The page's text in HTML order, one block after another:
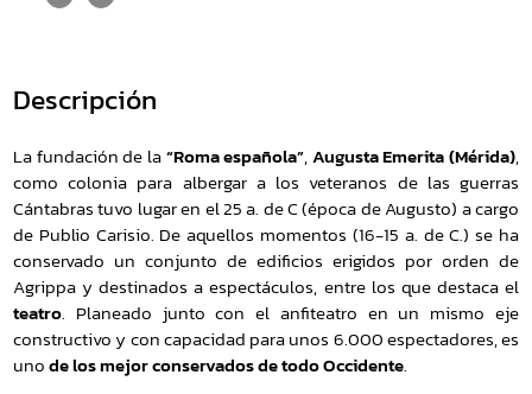
Descripción
La fundación de la“Roma española”,Augusta Emerita (Mérida),
como colonia para albergar a los veteranos de las guerras
Cántabras tuvo lugar en el 25 a. de C (época de Augusto) a cargo
de Publio Carisio. De aquellos momentos (16-15 a. de C.) se ha
conservado un conjunto de edificios erigidos por orden de
Agrippa y destinados a espectáculos, entre los que destaca el
teatro. Planeado junto con el anfiteatro en un mismo eje
constructivo y con capacidad para unos 6.000 espectadores, es
unode los mejor conservados de todo Occidente.